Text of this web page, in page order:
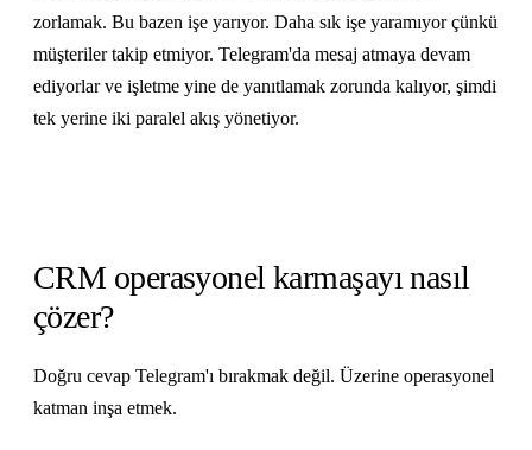
zorlamak. Bu bazen işe yarıyor. Daha sık işe yaramıyor çünkü
müşteriler takip etmiyor. Telegram'da mesaj atmaya devam
ediyorlar ve işletme yine de yanıtlamak zorunda kalıyor, şimdi
tek yerine iki paralel akış yönetiyor.
CRM operasyonel karmaşayı nasıl
çözer?
Doğru cevap Telegram'ı bırakmak değil. Üzerine operasyonel
katman inşa etmek.